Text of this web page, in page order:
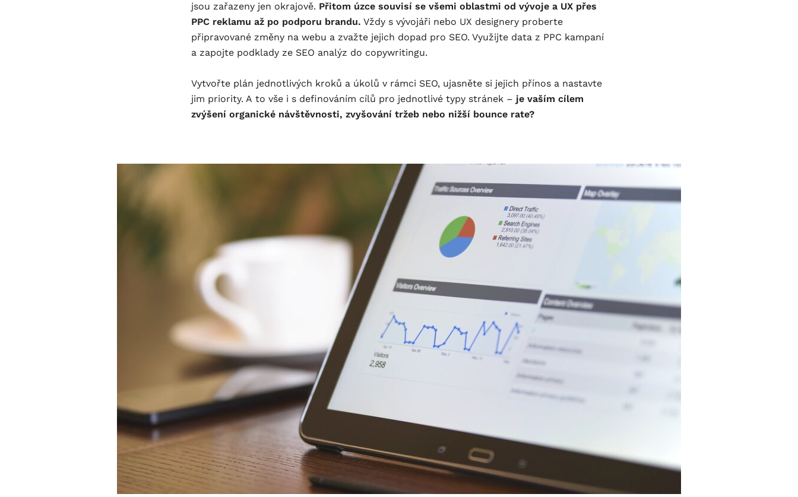
jsou zařazeny jen okrajově. Přitom úzce souvisí se všemi oblastmi od vývoje a UX přes
PPC reklamu až po podporu brandu. Vždy s vývojáři nebo UX designery proberte
připravované změny na webu a zvažte jejich dopad pro SEO. Využijte data z PPC kampaní
a zapojte podklady ze SEO analýz do copywritingu.
Vytvořte plán jednotlivých kroků a úkolů v rámci SEO, ujasněte si jejich přínos a nastavte
jim priority. A to vše i s definováním cílů pro jednotlivé typy stránek – je vaším cílem
zvýšení organické návštěvnosti, zvyšování tržeb nebo nižší bounce rate?